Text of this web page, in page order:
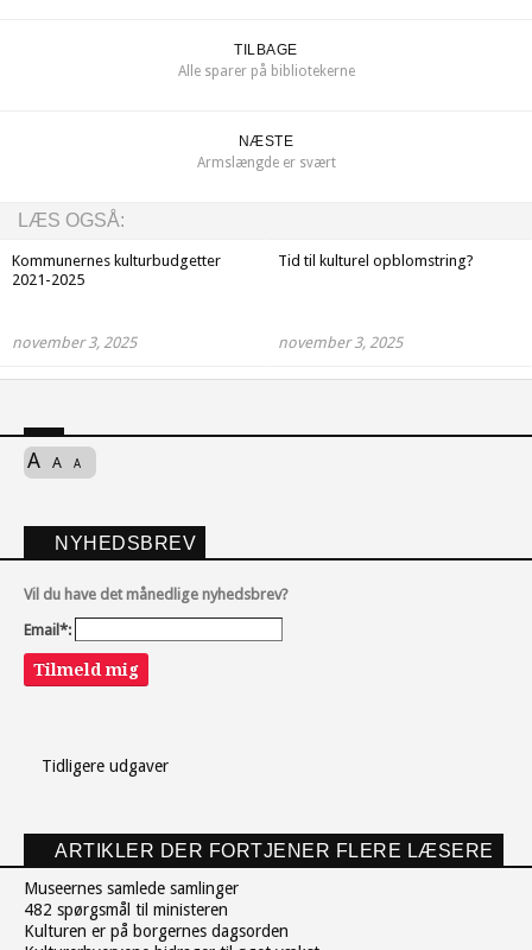
TILBAGE
Alle sparer på bibliotekerne
NÆSTE
Armslængde er svært
LÆS OGSÅ:
Kommunernes kulturbudgetter
2021-2025
november 3, 2025
Tid til kulturel opblomstring?
november 3, 2025
A A A
NYHEDSBREV
Vil du have det månedlige nyhedsbrev?
Email*:
Tilmeld mig
Tidligere udgaver
ARTIKLER DER FORTJENER FLERE LÆSERE
Museernes samlede samlinger
482 spørgsmål til ministeren
Kulturen er på borgernes dagsorden